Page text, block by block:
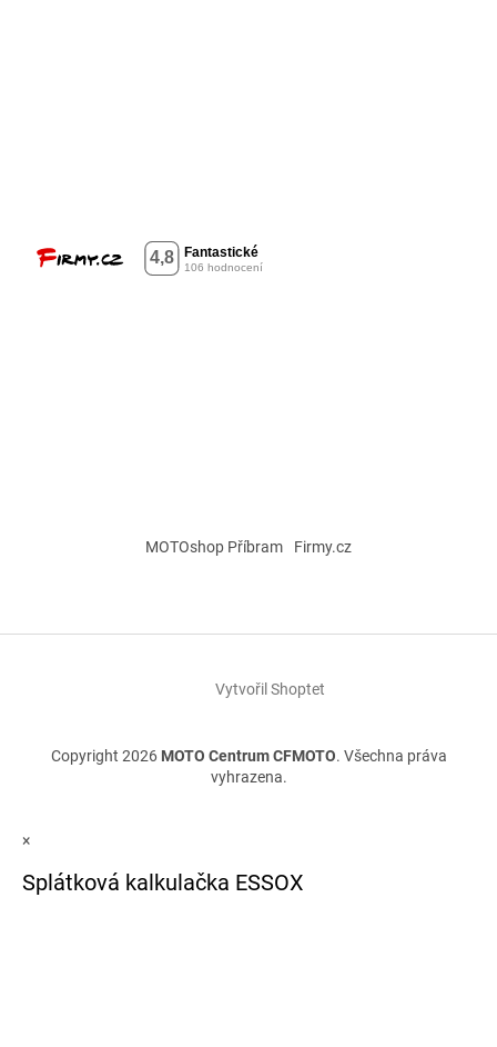
MOTOshop Příbram Firmy.cz
Vytvořil Shoptet
Copyright 2026 MOTO Centrum CFMOTO. Všechna práva
vyhrazena.
×
Splátková kalkulačka ESSOX